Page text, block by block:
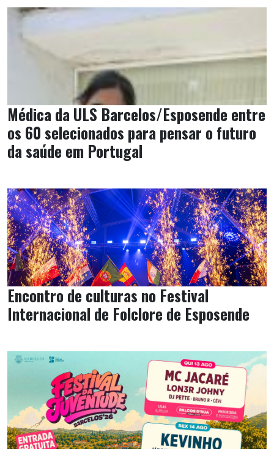
Médica da ULS Barcelos/Esposende entre
os 60 selecionados para pensar o futuro
da saúde em Portugal
Encontro de culturas no Festival
Internacional de Folclore de Esposende